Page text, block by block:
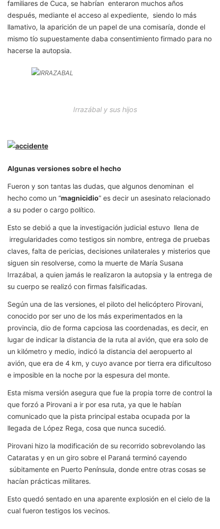
familiares de Cuca, se habrían enteraron muchos años
después, mediante el acceso al expediente, siendo lo más
llamativo, la aparición de un papel de una comisaría, donde el
mismo tío supuestamente daba consentimiento firmado para no
hacerse la autopsia.
Irrazábal y sus hijos
Algunas versiones sobre el hecho
Fueron y son tantas las dudas, que algunos denominan el
hecho como un “magnicidio” es decir un asesinato relacionado
a su poder o cargo político.
Esto se debió a que la investigación judicial estuvo llena de
irregularidades como testigos sin nombre, entrega de pruebas
claves, falta de pericias, decisiones unilaterales y misterios que
siguen sin resolverse, como la muerte de María Susana
Irrazábal, a quien jamás le realizaron la autopsia y la entrega de
su cuerpo se realizó con firmas falsificadas.
Según una de las versiones, el piloto del helicóptero Pirovani,
conocido por ser uno de los más experimentados en la
provincia, dio de forma capciosa las coordenadas, es decir, en
lugar de indicar la distancia de la ruta al avión, que era solo de
un kilómetro y medio, indicó la distancia del aeropuerto al
avión, que era de 4 km, y cuyo avance por tierra era dificultoso
e imposible en la noche por la espesura del monte.
Esta misma versión asegura que fue la propia torre de control la
que forzó a Pirovani a ir por esa ruta, ya que le habían
comunicado que la pista principal estaba ocupada por la
llegada de López Rega, cosa que nunca sucedió.
Pirovani hizo la modificación de su recorrido sobrevolando las
Cataratas y en un giro sobre el Paraná terminó cayendo
súbitamente en Puerto Península, donde entre otras cosas se
hacían prácticas militares.
Esto quedó sentado en una aparente explosión en el cielo de la
cual fueron testigos los vecinos.